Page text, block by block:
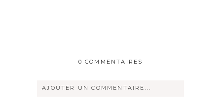
0 COMMENTAIRES
AJOUTER UN COMMENTAIRE...